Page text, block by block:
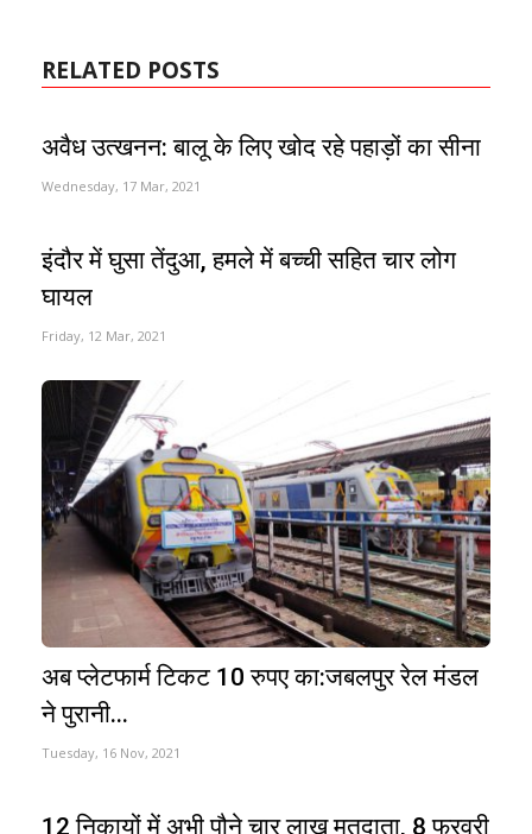
RELATED POSTS
अवैध उत्खनन: बालू के लिए खोद रहे पहाड़ों का सीना
Wednesday, 17 Mar, 2021
इंदौर में घुसा तेंदुआ, हमले में बच्ची सहित चार लोग
घायल
Friday, 12 Mar, 2021
अब प्लेटफार्म टिकट 10 रुपए का:जबलपुर रेल मंडल
ने पुरानी...
Tuesday, 16 Nov, 2021
12 निकायों में अभी पौने चार लाख मतदाता, 8 फरवरी